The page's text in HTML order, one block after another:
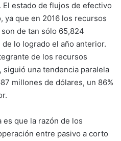
estado de flujos de efectivo
que en 2016 los recursos
de tan sólo 65,824
lo logrado el año anterior.
de los recursos
una tendencia paralela
millones de dólares, un 86%
es que la razón de los
entre pasivo a corto